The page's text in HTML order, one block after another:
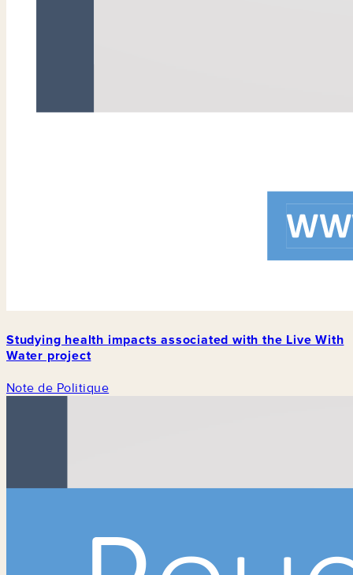
Studying health impacts associated with the Live With
Water project
Note de Politique